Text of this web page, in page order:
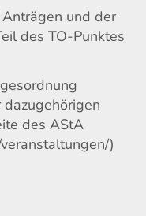
und der
des TO-Punktes
des AStA
)